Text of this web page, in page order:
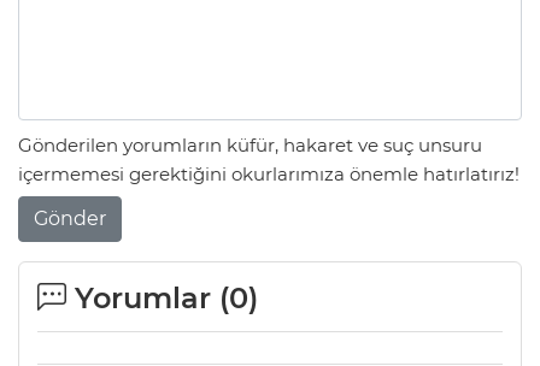
Gönderilen yorumların küfür, hakaret ve suç unsuru
içermemesi gerektiğini okurlarımıza önemle hatırlatırız!
Gönder
Yorumlar (0)